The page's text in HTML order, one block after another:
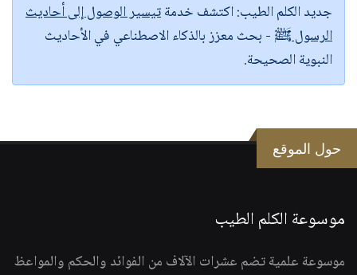
جديد الكلم الطيب:اكتشف خدمةتيسير الوصول إلى أحاديث
الرسول ﷺ - بحث معزز بالذكاء الاصطناعي في الأحاديث
النبوية الصحيحة.
حول الموقع
موسوعة الكلم الطيب
موسوعة علمية تضم عشرات الآلاف من الفوائد والحكم والمواعظ